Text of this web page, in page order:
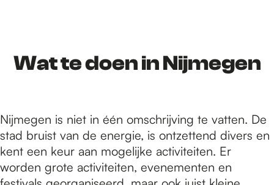
d
e
h
Wat te doen in Nijmegen
Nijmegen is niet in één omschrijving te vatten. De
stad bruist van de energie, is ontzettend divers en
kent een keur aan mogelijke activiteiten. Er
worden grote activiteiten, evenementen en